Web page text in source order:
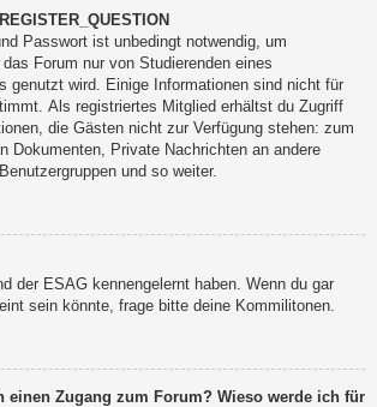
Passwort ist unbedingt notwendig, um
Forum nur von Studierenden eines
genutzt wird. Einige Informationen sind nicht für
Als registriertes Mitglied erhältst du Zugriff
die Gästen nicht zur Verfügung stehen: zum
Dokumenten, Private Nachrichten an andere
und so weiter.
der ESAG kennengelernt haben. Wenn du gar
sein könnte, frage bitte deine Kommilitonen.
einen Zugang zum Forum? Wieso werde ich für